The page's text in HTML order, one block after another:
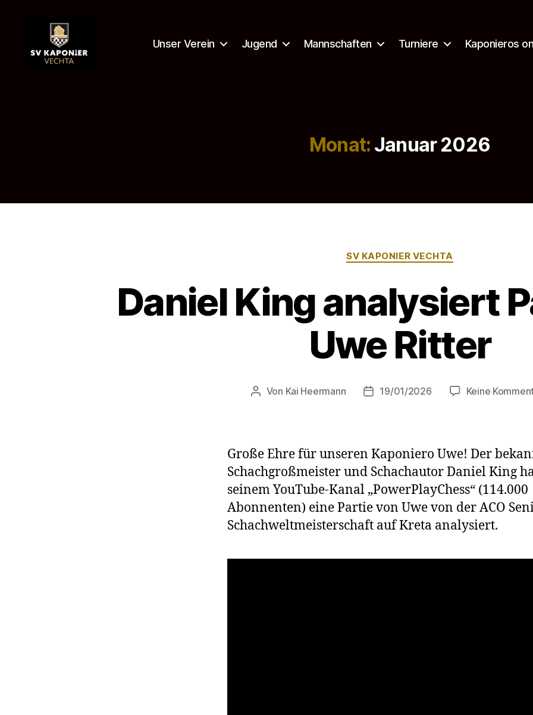
Unser Verein Jugend Mannschaften Turniere Kaponieros
Monat: Januar 2026
Kategorien
SV KAPONIER VECHTA
Daniel King analysiert
Uwe Ritter
Beitragsautor
Von Kai Heermann Beitragsdatum
19/01/2026 Keine
Große Ehre für unseren Kaponiero Uwe! Der
Schachgroßmeister und Schachautor Daniel King
seinem YouTube-Kanal „PowerPlayChess“ (114.000
Abonnenten) eine Partie von Uwe von der ACO
Schachweltmeisterschaft auf Kreta analysiert.